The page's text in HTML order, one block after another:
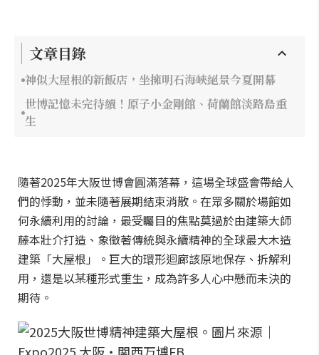
文章目錄
神似大屋根的新飯店，坐擁明石海峽絕景今夏開幕
世博記憶未完待續！原子小金剛館、荷蘭館淡路島重
生
隨著2025年大阪世博會圓滿落幕，這場全球盛會帶給人
們的悸動，並未隨著展期結束消散。在眾多關於場館如
何永續利用的討論，最受矚目的焦點莫過於由建築大師
藤本壯介打造、象徵著傳統與永續精神的全球最大木造
建築「大屋根」。巨大的環形迴廊該原地保存、拆解利
用，還是以某種形式重生，成為許多人心中懸而未決的
期待。